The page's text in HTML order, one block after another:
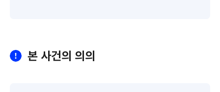
본 사건의 의의